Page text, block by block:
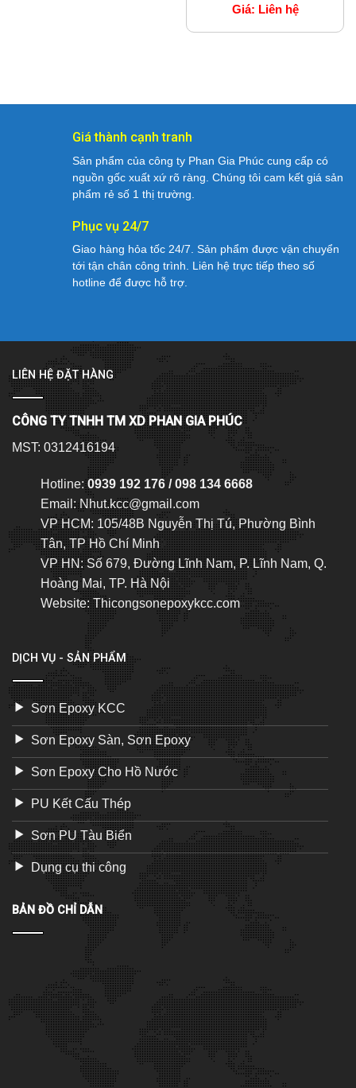
Giá: Liên hệ
Giá thành cạnh tranh
Sản phẩm của công ty Phan Gia Phúc cung cấp có
nguồn gốc xuất xứ rõ ràng. Chúng tôi cam kết giá sản
phẩm rẻ số 1 thị trường.
Phục vụ 24/7
Giao hàng hỏa tốc 24/7. Sản phẩm được vận chuyển
tới tận chân công trình. Liên hệ trực tiếp theo số
hotline để được hỗ trợ.
LIÊN HỆ ĐẶT HÀNG
CÔNG TY TNHH TM XD PHAN GIA PHÚC
MST: 0312416194
Hotline:0939 192 176 / 098 134 6668
Email:Nhut.kcc@gmail.com
VP HCM: 105/48B Nguyễn Thị Tú, Phường Bình
Tân, TP Hồ Chí Minh
VP HN: Số 679, Đường Lĩnh Nam, P. Lĩnh Nam, Q.
Hoàng Mai, TP. Hà Nội
Website: Thicongsonepoxykcc.com
DỊCH VỤ - SẢN PHẨM
Sơn Epoxy KCC
Sơn Epoxy Sàn, Sơn Epoxy
Sơn Epoxy Cho Hồ Nước
PU Kết Cấu Thép
Sơn PU Tàu Biển
Dụng cụ thi công
BẢN ĐỒ CHỈ DẪN